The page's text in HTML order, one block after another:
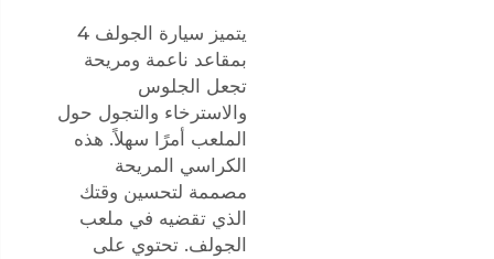
يتميز سيارة الجولف 4
بمقاعد ناعمة ومريحة
تجعل الجلوس
والاسترخاء والتجول حول
الملعب أمرًا سهلاً. هذه
الكراسي المريحة
مصممة لتحسين وقتك
الذي تقضيه في ملعب
الجولف. تحتوي على